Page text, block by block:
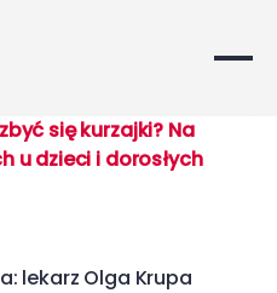
się kurzajki? Na
u dzieci i dorosłych
lekarz Olga Krupa